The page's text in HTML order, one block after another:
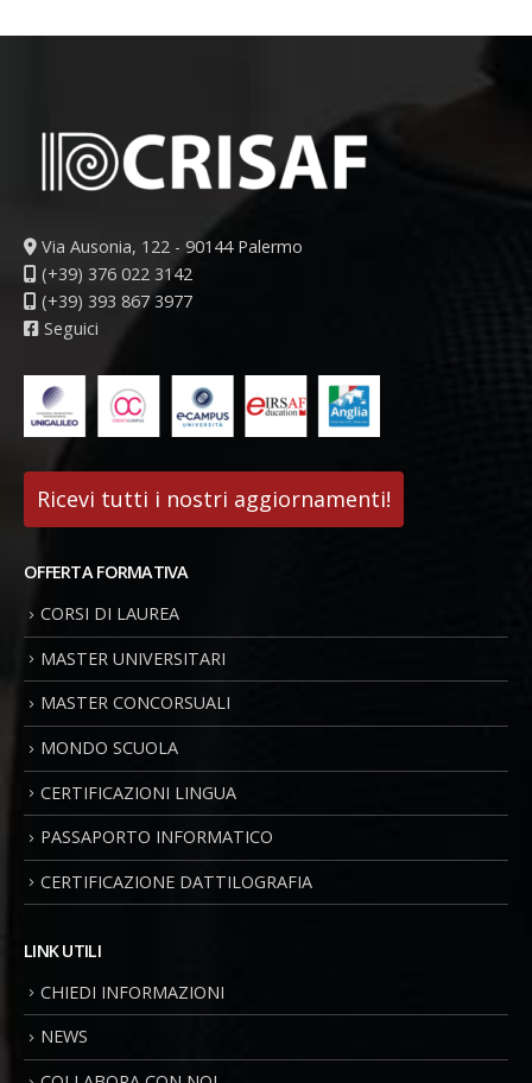
Via Ausonia, 122 - 90144 Palermo
(+39) 376 022 3142
(+39) 393 867 3977
Seguici
Ricevi tutti i nostri aggiornamenti!
OFFERTA FORMATIVA
CORSI DI LAUREA
MASTER UNIVERSITARI
MASTER CONCORSUALI
MONDO SCUOLA
CERTIFICAZIONI LINGUA
PASSAPORTO INFORMATICO
CERTIFICAZIONE DATTILOGRAFIA
LINK UTILI
CHIEDI INFORMAZIONI
NEWS